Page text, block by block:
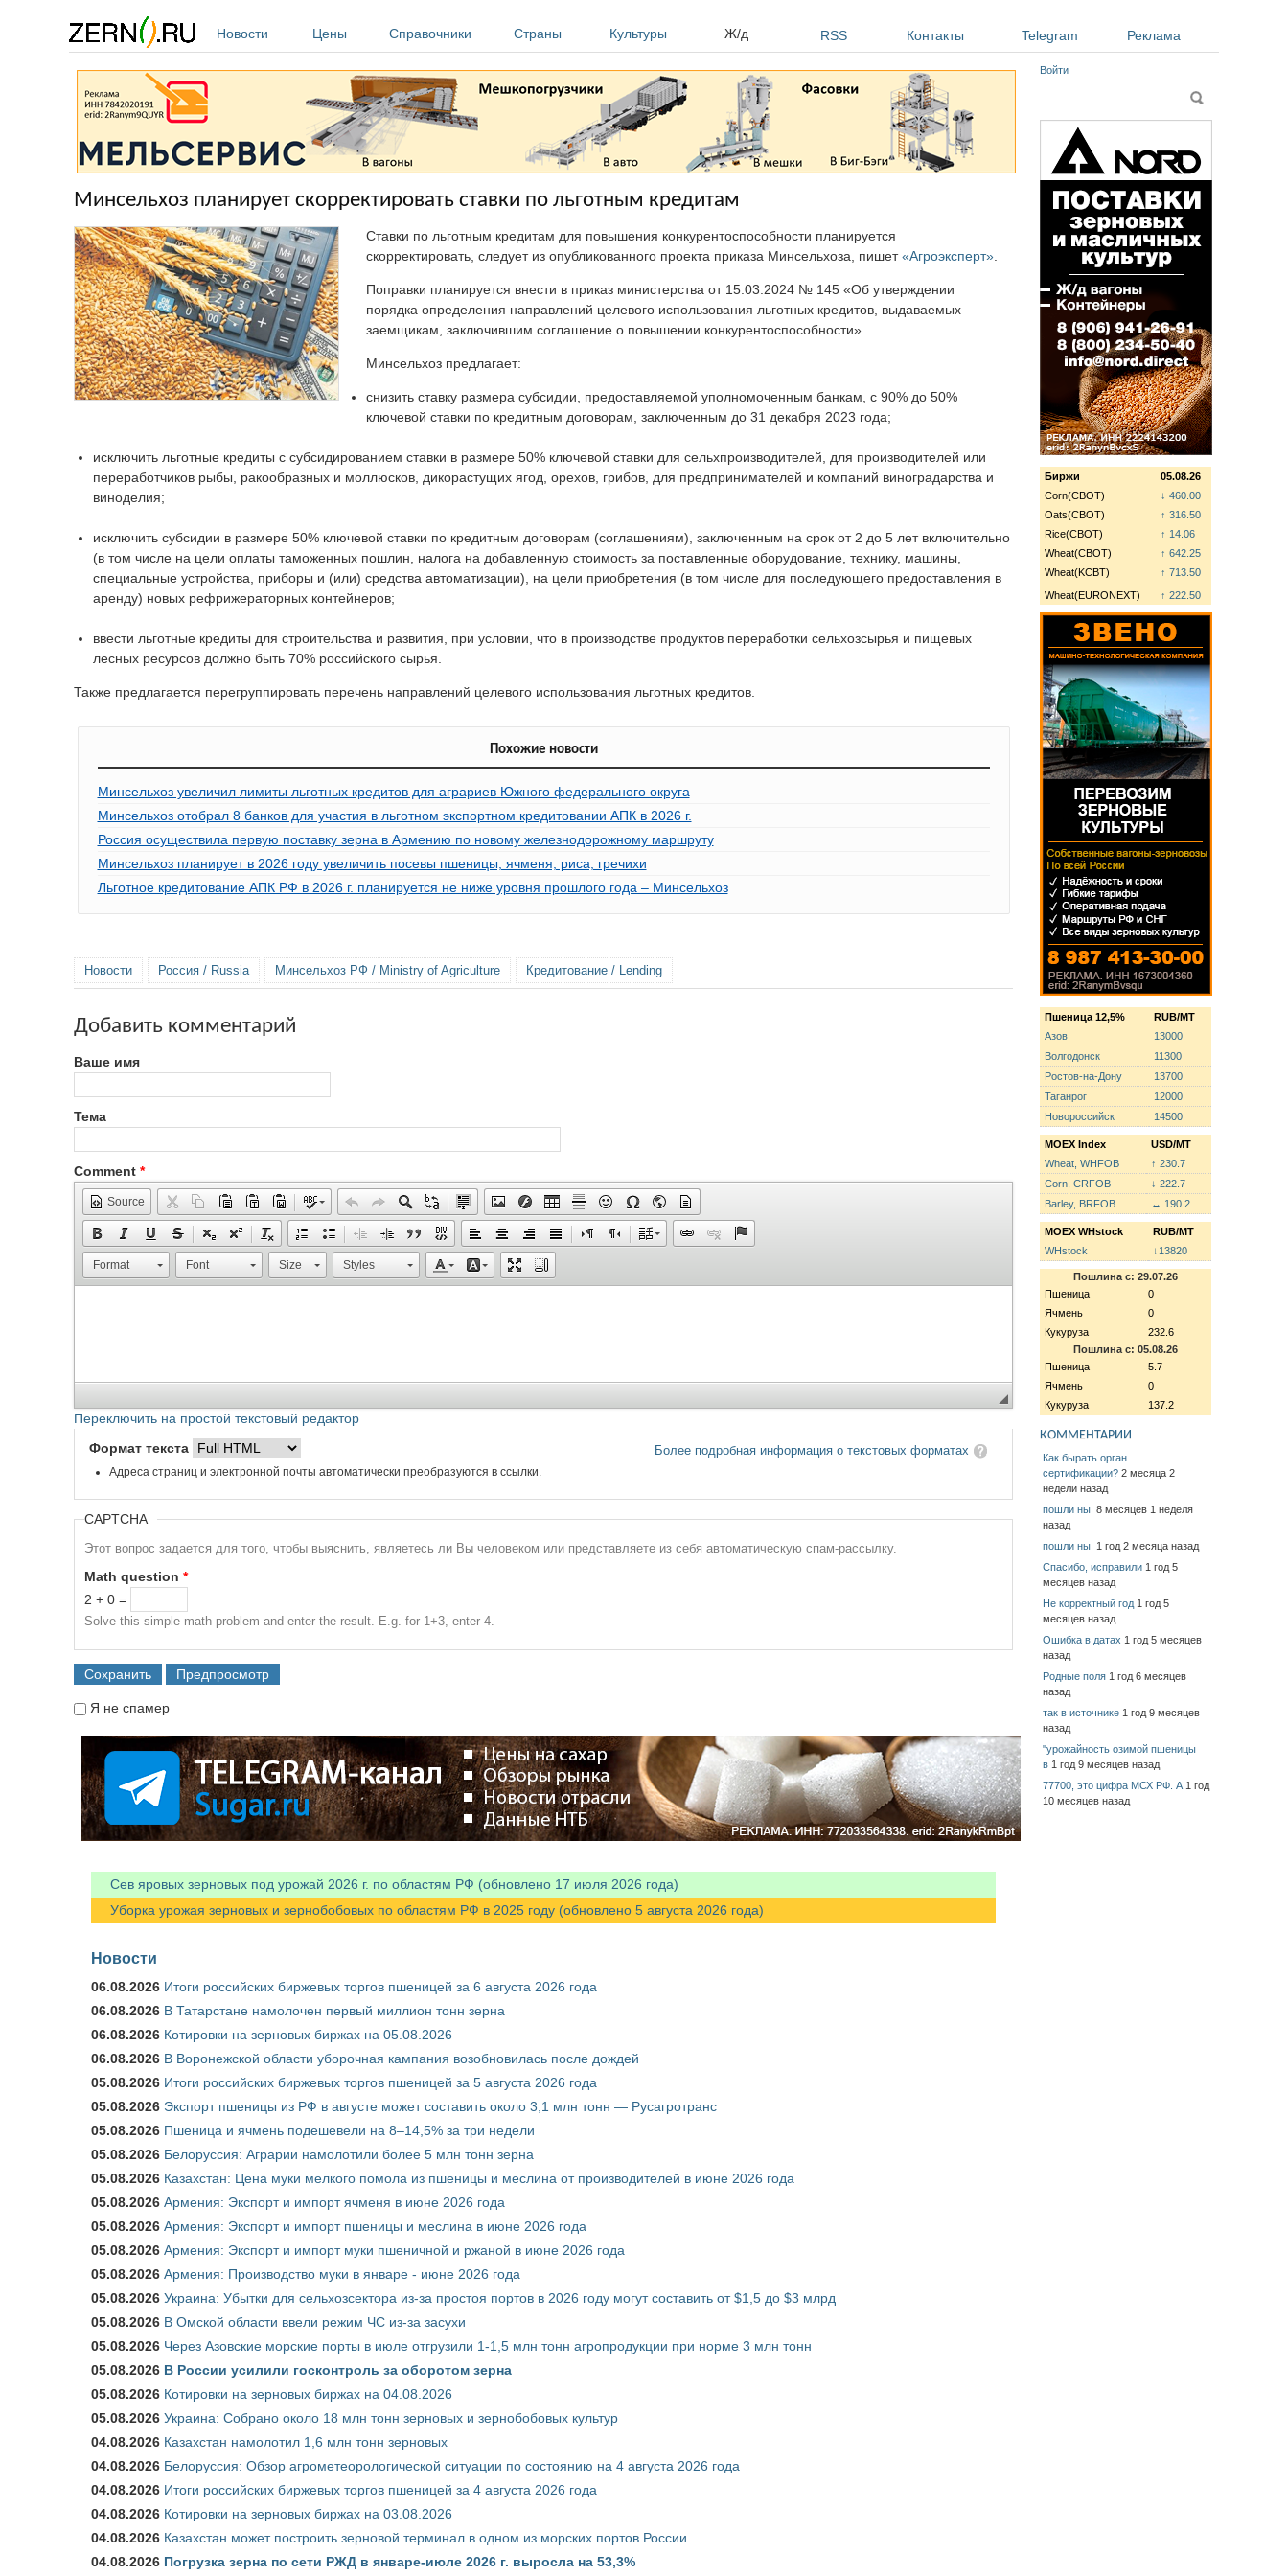
Новости
Цены Справочники Страны Культуры Ж/д RSS Контакты Telegram Реклама
Минсельхоз планирует скорректировать ставки по льготным кредитам
Ставки по льготным кредитам для повышения конкурентоспособности планируется
скорректировать, следует из опубликованного проекта приказа Минсельхоза, пишет«Агроэксперт»
Поправки планируется внести в приказ министерства от 15.03.2024 № 145 «Об утверждении
порядка определения направлений целевого использования льготных кредитов, выдаваемых
заемщикам, заключившим соглашение о повышении конкурентоспособности».
Минсельхоз предлагает:
снизить ставку размера субсидии, предоставляемой уполномоченным банкам, с 90% до 50%
ключевой ставки по кредитным договорам, заключенным до 31 декабря 2023 года;
исключить льготные кредиты с субсидированием ставки в размере 50% ключевой ставки для сельхпроизводителей, для производителей или
переработчиков рыбы, ракообразных и моллюсков, дикорастущих ягод, орехов, грибов, для предпринимателей и компаний виноградарства и
виноделия;
исключить субсидии в размере 50% ключевой ставки по кредитным договорам (соглашениям), заключенным на срок от 2 до 5 лет включительно
(в том числе на цели оплаты таможенных пошлин, налога на добавленную стоимость за поставленные оборудование, технику, машины,
специальные устройства, приборы и (или) средства автоматизации), на цели приобретения (в том числе для последующего предоставления в
аренду) новых рефрижераторных контейнеров;
ввести льготные кредиты для строительства и развития, при условии, что в производстве продуктов переработки сельхозсырья и пищевых
лесных ресурсов должно быть 70% российского сырья.
Также предлагается перегруппировать перечень направлений целевого использования льготных кредитов.
Похожие новости
Минсельхоз увеличил лимиты льготных кредитов для аграриев Южного федерального округа
Минсельхоз отобрал 8 банков для участия в льготном экспортном кредитовании АПК в 2026 г.
Россия осуществила первую поставку зерна в Армению по новому железнодорожному маршруту
Минсельхоз планирует в 2026 году увеличить посевы пшеницы, ячменя, риса, гречихи
Льготное кредитование АПК РФ в 2026 г. планируется не ниже уровня прошлого года – Минсельхоз
Новости Россия / Russia Минсельхоз РФ / Ministry of Agriculture Кредитование / Lending
Добавить комментарий
Ваше имя
Тема
Comment *
Source
Format Font Size Styles
Переключить на простой текстовый редактор
Более подробная информация о текстовых форматах
Формат текста
Адреса страниц и электронной почты автоматически преобразуются в ссылки.
CAPTCHA
Этот вопрос задается для того, чтобы выяснить, являетесь ли Вы человеком или представляете из себя автоматическую спам-рассылку.
Math question *
2 + 0 =
Solve this simple math problem and enter the result. E.g. for 1+3, enter 4.
Я не спамер
Сев яровых зерновых под урожай 2026 г. по областям РФ (обновлено 17 июля 2026 года)
Уборка урожая зерновых и зернобобовых по областям РФ в 2025 году (обновлено 5 августа 2026 года)
Новости
06.08.2026 Итоги российских биржевых торгов пшеницей за 6 августа 2026 года
06.08.2026 В Татарстане намолочен первый миллион тонн зерна
06.08.2026 Котировки на зерновых биржах на 05.08.2026
06.08.2026 В Воронежской области уборочная кампания возобновилась после дождей
05.08.2026 Итоги российских биржевых торгов пшеницей за 5 августа 2026 года
05.08.2026 Экспорт пшеницы из РФ в августе может составить около 3,1 млн тонн — Русагротранс
05.08.2026 Пшеница и ячмень подешевели на 8–14,5% за три недели
05.08.2026 Белоруссия: Аграрии намолотили более 5 млн тонн зерна
05.08.2026 Казахстан: Цена муки мелкого помола из пшеницы и меслина от производителей в июне 2026 года
05.08.2026 Армения: Экспорт и импорт ячменя в июне 2026 года
05.08.2026 Армения: Экспорт и импорт пшеницы и меслина в июне 2026 года
05.08.2026 Армения: Экспорт и импорт муки пшеничной и ржаной в июне 2026 года
05.08.2026 Армения: Производство муки в январе - июне 2026 года
05.08.2026 Украина: Убытки для сельхозсектора из-за простоя портов в 2026 году могут составить от $1,5 до $3 млрд
05.08.2026 В Омской области ввели режим ЧС из-за засухи
05.08.2026 Через Азовские морские порты в июле отгрузили 1-1,5 млн тонн агропродукции при норме 3 млн тонн
05.08.2026 В России усилили госконтроль за оборотом зерна
05.08.2026 Котировки на зерновых биржах на 04.08.2026
05.08.2026 Украина: Собрано около 18 млн тонн зерновых и зернобобовых культур
04.08.2026 Казахстан намолотил 1,6 млн тонн зерновых
04.08.2026 Белоруссия: Обзор агрометеорологической ситуации по состоянию на 4 августа 2026 года
04.08.2026 Итоги российских биржевых торгов пшеницей за 4 августа 2026 года
04.08.2026 Котировки на зерновых биржах на 03.08.2026
04.08.2026 Казахстан может построить зерновой терминал в одном из морских портов России
04.08.2026 Погрузка зерна по сети РЖД в январе-июле 2026 г. выросла на 53,3%
Войти
Поиск
Биржи
05.08.26
Corn(CBOT)
↓ 460.00
Oats(CBOT)
↑ 316.50
Rice(CBOT)
↑ 14.06
Wheat(CBOT)
↑ 642.25
Wheat(KCBT)
↑ 713.50
Wheat(EURONEXT)
↑ 222.50
Пшеница 12,5%
RUB/MT
Азов
13000
Волгодонск
11300
Ростов-на-Дону
13700
Таганрог
12000
Новороссийск
14500
MOEX Index
USD/MT
Wheat, WHFOB
↑ 230.7
Corn, CRFOB
↓ 222.7
Barley, BRFOB
↔ 190.2
MOEX WHstock
RUB/MT
WHstock
↓13820
Пошлина с: 29.07.26
Пшеница
0
Ячмень
0
Кукуруза
232.6
Пошлина с: 05.08.26
Пшеница
5.7
Ячмень
0
Кукуруза
137.2
КОММЕНТАРИИ
Как бырать орган
сертификации? 2 месяца 2
недели назад
пошли ны 8 месяцев 1 неделя
назад
пошли ны 1 год 2 месяца назад
Спасибо, исправили 1 год 5
месяцев назад
Не корректный год 1 год 5
месяцев назад
Ошибка в датах 1 год 5 месяцев
назад
Родные поля 1 год 6 месяцев
назад
так в источнике 1 год 9 месяцев
назад
"урожайность озимой пшеницы
в 1 год 9 месяцев назад
77700, это цифра МСХ РФ. А 1 год
10 месяцев назад